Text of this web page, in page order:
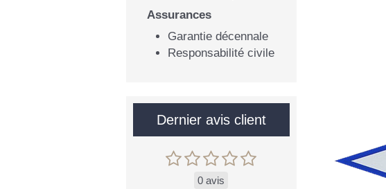
Assurances
Garantie décennale
Responsabilité civile
Dernier avis client
0 avis